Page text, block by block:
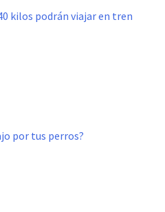
kilos podrán viajar en tren
por tus perros?